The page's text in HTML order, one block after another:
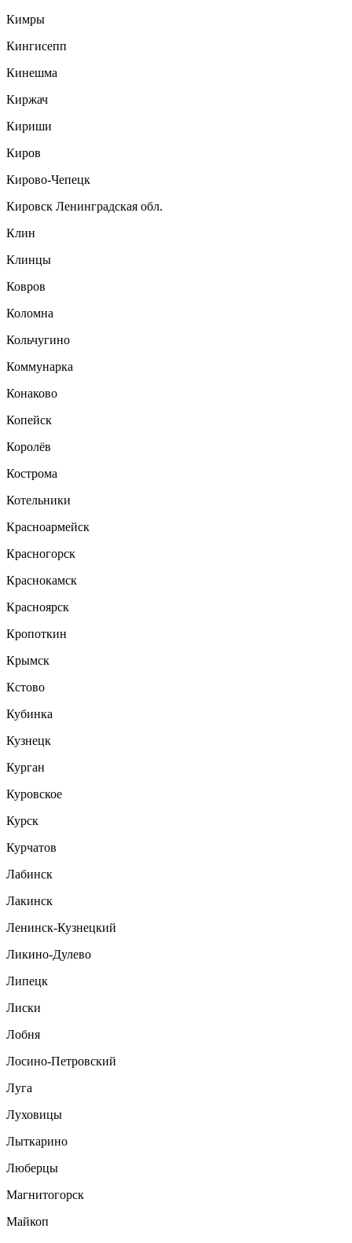
Кимры
Кингисепп
Кинешма
Киржач
Кириши
Киров
Кирово-Чепецк
Кировск Ленинградская обл.
Клин
Клинцы
Ковров
Коломна
Кольчугино
Коммунарка
Конаково
Копейск
Королёв
Кострома
Котельники
Красноармейск
Красногорск
Краснокамск
Красноярск
Кропоткин
Крымск
Кстово
Кубинка
Кузнецк
Курган
Куровское
Курск
Курчатов
Лабинск
Лакинск
Ленинск-Кузнецкий
Ликино-Дулево
Липецк
Лиски
Лобня
Лосино-Петровский
Луга
Луховицы
Лыткарино
Люберцы
Магнитогорск
Майкоп